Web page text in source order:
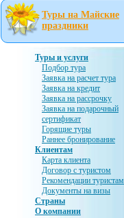
Туры на Майские
праздники
Туры и услуги
Подбор тура
Заявка на расчет тура
Заявка на кредит
Заявка на рассрочку
Заявка на подарочный
сертификат
Горящие туры
Раннее бронирование
Клиентам
Карта клиента
Договор с туристом
Рекомендации туристам
Документы на визы
Страны
О компании